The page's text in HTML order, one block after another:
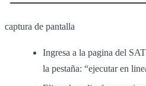
captura de pantalla
Ingresa a la pagina del
la pestaña: “ejecutar en